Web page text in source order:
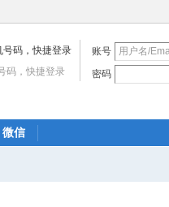
账号
密码
码，快捷登录
微信